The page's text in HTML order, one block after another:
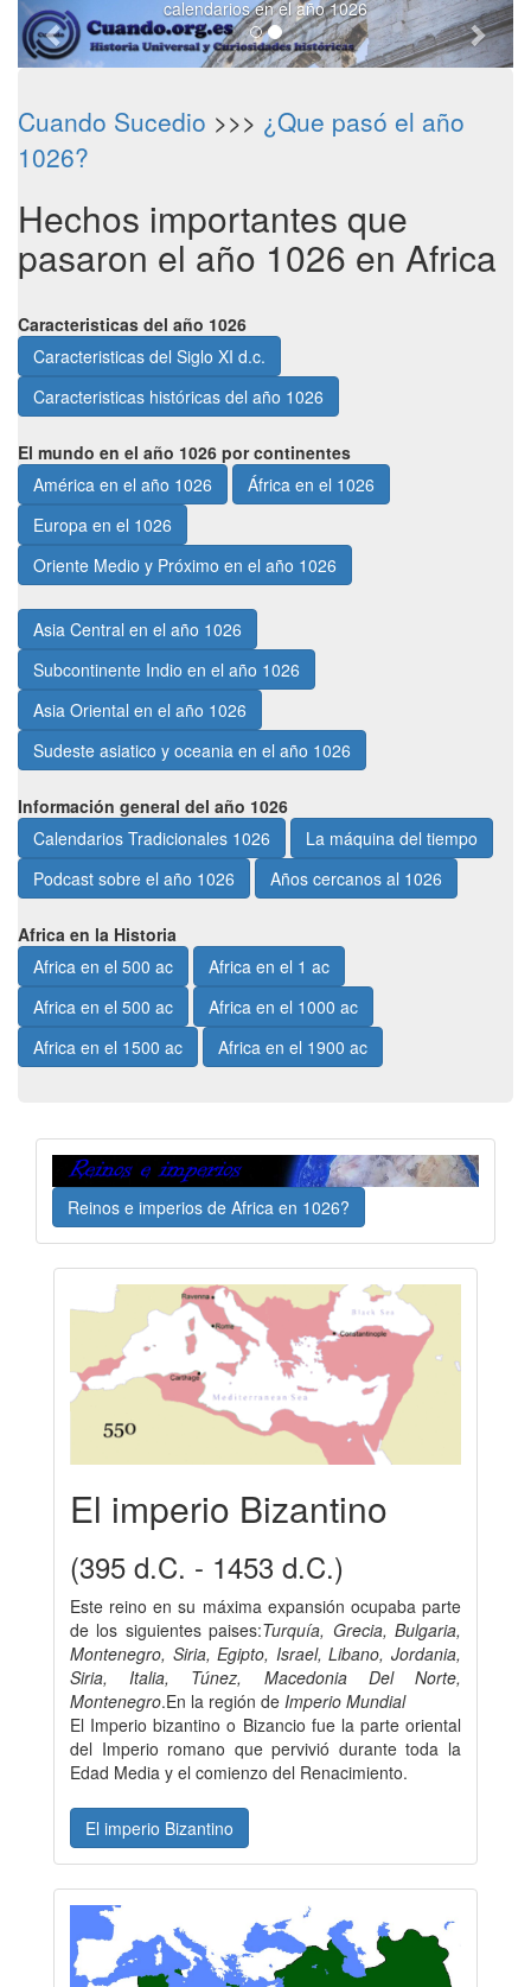
calendarios en el año 1026
Cuando Sucedio >>> ¿Que pasó el año
1026?
Hechos importantes que
pasaron el año 1026 en Africa
Caracteristicas del año 1026
Caracteristicas del Siglo XI d.c.
Caracteristicas históricas del año 1026
El mundo en el año 1026 por continentes
América en el año 1026
África en el 1026
Europa en el 1026
Oriente Medio y Próximo en el año 1026
Asia Central en el año 1026
Subcontinente Indio en el año 1026
Asia Oriental en el año 1026
Sudeste asiatico y oceania en el año 1026
Información general del año 1026
Calendarios Tradicionales 1026
La máquina del tiempo
Podcast sobre el año 1026
Años cercanos al 1026
Africa en la Historia
Africa en el 500 ac
Africa en el 1 ac
Africa en el 500 ac
Africa en el 1000 ac
Africa en el 1500 ac
Africa en el 1900 ac
Reinos e imperios de Africa en 1026?
El imperio Bizantino
(395 d.C. - 1453 d.C.)
Este reino en su máxima expansión ocupaba parte
de los siguientes paises:Turquía, Grecia, Bulgaria,
Montenegro, Siria, Egipto, Israel, Libano, Jordania,
Siria, Italia, Túnez, Macedonia Del Norte,
Montenegro.En la región de Imperio Mundial
El Imperio bizantino o Bizancio fue la parte oriental
del Imperio romano que pervivió durante toda la
Edad Media y el comienzo del Renacimiento.
El imperio Bizantino